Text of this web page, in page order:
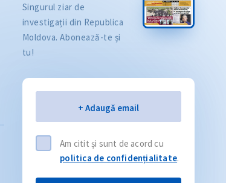
Singurul ziar de
investigații din Republica
Moldova. Abonează-te și
tu!
+ Adaugă email
Am citit și sunt de acord cu
politica de confidențialitate.